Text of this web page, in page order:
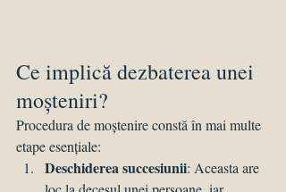
Ce implică dezbaterea unei
moșteniri?
Procedura de moștenire constă în mai multe
etape esențiale:
Deschiderea succesiunii: Aceasta are